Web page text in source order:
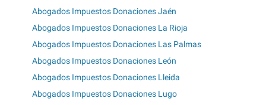
Abogados Impuestos Donaciones Jaén
Abogados Impuestos Donaciones La Rioja
Abogados Impuestos Donaciones Las Palmas
Abogados Impuestos Donaciones León
Abogados Impuestos Donaciones Lleida
Abogados Impuestos Donaciones Lugo